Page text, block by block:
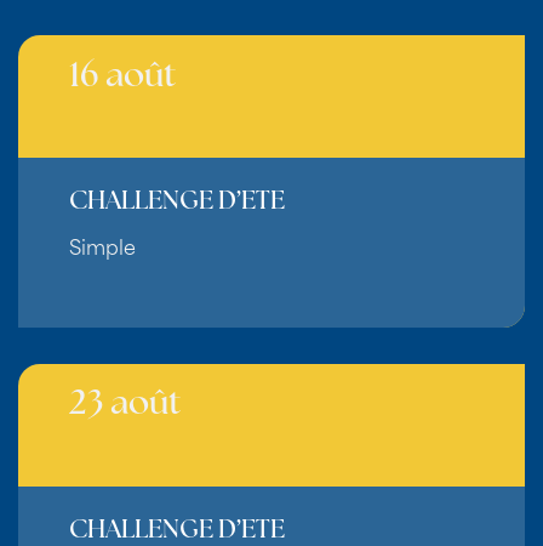
16 août
CHALLENGE D’ETE
Simple
23 août
CHALLENGE D’ETE